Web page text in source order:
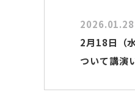
2026.01.28
2月18日（
ついて講演